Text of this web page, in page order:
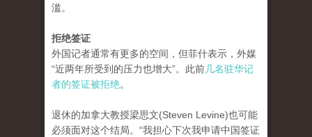
滥。
拒绝签证
外国记者通常有更多的空间，但菲什表示，外媒
“近两年所受到的压力也增大”。此前几名驻华记
者的签证被拒绝。
退休的加拿大教授梁思文(Steven Levine)也可能
必须面对这个结局。“我担心下次我申请中国签证